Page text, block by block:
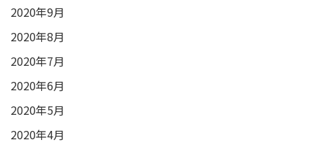
2020年9月
2020年8月
2020年7月
2020年6月
2020年5月
2020年4月